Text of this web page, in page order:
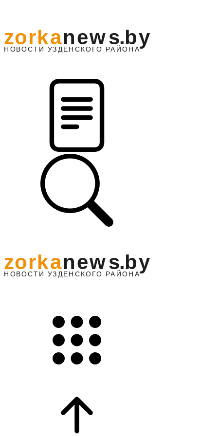
НО ВОСТИ УЗДЕНС КО ГО РАЙОНА
zorkanews.by